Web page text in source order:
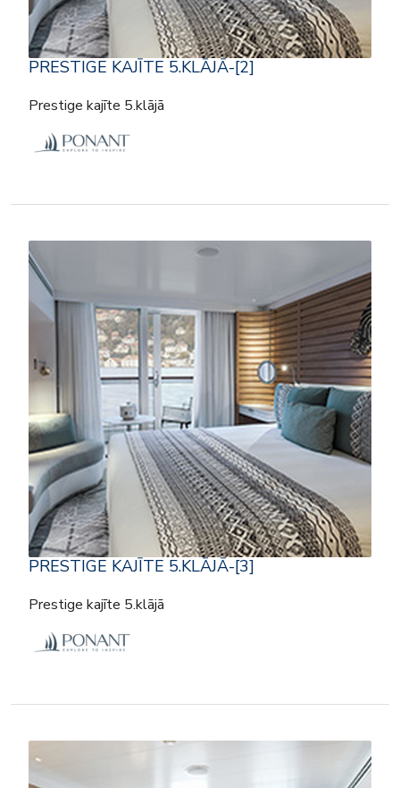
PRESTIGE KAJĪTE 5.KLĀJĀ-[2]
Prestige kajīte 5.klājā
PRESTIGE KAJĪTE 5.KLĀJĀ-[3]
Prestige kajīte 5.klājā